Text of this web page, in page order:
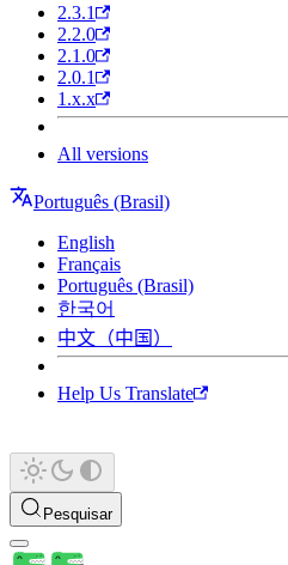
2.3.1
2.2.0
2.1.0
2.0.1
1.x.x
All versions
Português (Brasil)
English
Français
Português (Brasil)
한국어
中文（中国）
Help Us Translate
Pesquisar